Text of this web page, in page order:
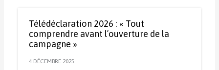
Télédéclaration 2026 : « Tout
comprendre avant l’ouverture de la
campagne »
4 DÉCEMBRE 2025